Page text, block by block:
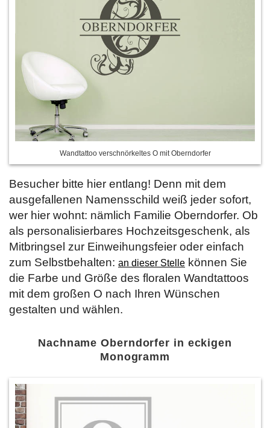
Wandtattoo verschnörkeltes O mit Oberndorfer
Besucher bitte hier entlang! Denn mit dem
ausgefallenen Namensschild weiß jeder sofort,
wer hier wohnt: nämlich Familie Oberndorfer. Ob
als personalisierbares Hochzeitsgeschenk, als
Mitbringsel zur Einweihungsfeier oder einfach
zum Selbstbehalten: an dieser Stelle können Sie
die Farbe und Größe des floralen Wandtattoos
mit dem großen O nach Ihren Wünschen
gestalten und wählen.
Nachname Oberndorfer in eckigen
Monogramm